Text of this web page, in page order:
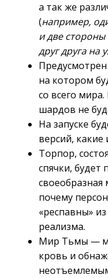
а так же
(например,
и две стороны
друг друга на
на котором
со всего
шардов не
На запуске
версий, какие
Торпор,
спячки, будет
своеобразная
почему
«респавны»
реализма.
Мир Тьмы —
кровь и